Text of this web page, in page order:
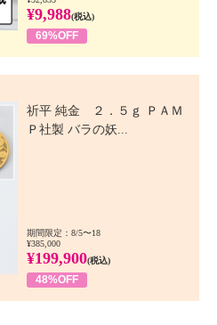
¥9,988(税込)
69%OFF
祈平 純金 ２．５ｇ ＰＡＭ
Ｐ社製 バラの妖...
期間限定：8/5〜18
¥385,000
¥199,900(税込)
48%OFF